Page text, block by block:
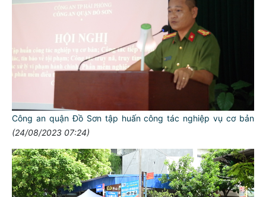
Công an quận Đồ Sơn tập huấn công tác nghiệp vụ cơ bản
(24/08/2023 07:24)